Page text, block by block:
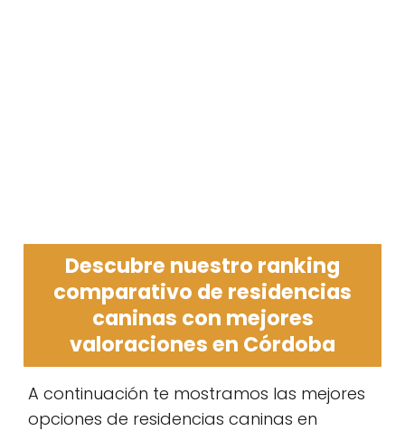
Descubre nuestro ranking
comparativo de residencias
caninas con mejores
valoraciones en Córdoba
A continuación te mostramos las mejores
opciones de residencias caninas en